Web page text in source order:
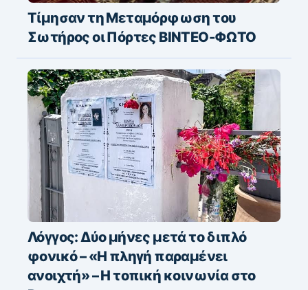
Τίμησαν τη Μεταμόρφωση του
Σωτήρος οι Πόρτες ΒΙΝΤΕΟ-ΦΩΤΟ
Λόγγος: Δύο μήνες μετά το διπλό
φονικό – «H πληγή παραμένει
ανοιχτή» – Η τοπική κοινωνία στο